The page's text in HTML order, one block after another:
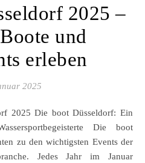
2025 –
und
erleben
2025
Die boot
zu den wichtigsten Events der
Jedes Jahr im Januar